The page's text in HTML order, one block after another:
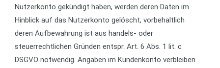
Nutzerkonto gekündigt haben, werden deren Daten im
Hinblick auf das Nutzerkonto gelöscht, vorbehaltlich
deren Aufbewahrung ist aus handels- oder
steuerrechtlichen Gründen entspr. Art. 6 Abs. 1 lit. c
DSGVO notwendig. Angaben im Kundenkonto verbleiben